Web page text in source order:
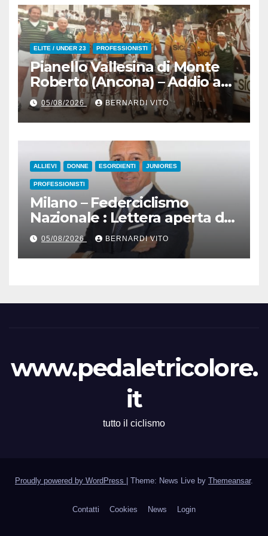
ELITE / UNDER 23 PROFESSIONISTI
Pianello Vallesina di Monte
Roberto (Ancona) – Addio ad
Alderino Bartoloni, Direttore
Sportivo rigorosamente
Gentile
05/08/2026 BERNARDI VITO
ALLIEVI DONNE ESORDIENTI JUNIORES
PROFESSIONISTI
Milano – Federciclismo
Nazionale : Lettera aperta del
Presidente Cordiano
Dagnoni
05/08/2026 BERNARDI VITO
www.pedaletricolore.
it
tutto il ciclismo
Proudly powered by WordPress | Theme: News Live by Themeansar.
Contatti Cookies News Login